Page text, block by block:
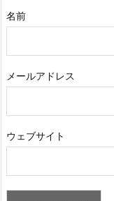
名前
メールアドレス
ウェブサイト